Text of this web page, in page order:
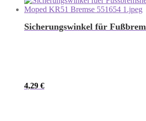
Sicherungswinkel für
4,29 €